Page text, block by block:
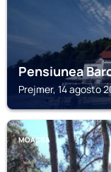
Pensiunea
Prejmer, 14 agosto
MOACSA